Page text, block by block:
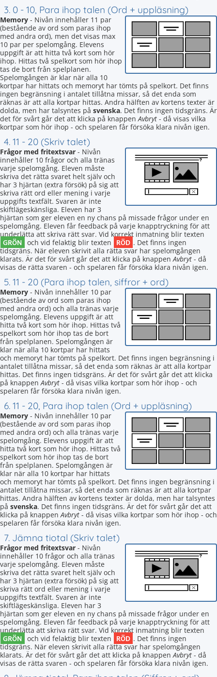
3. 0 - 10, Para ihop talen (Ord + uppläsning)
Memory - Nivån innehåller 11 par
(bestående av ord som paras ihop
med andra ord), men det visas max
10 par per spelomgång. Elevens
uppgift är att hitta två kort som hör
ihop. Hittas två spelkort som hör ihop
tas de bort från spelplanen.
Spelomgången är klar när alla 10
kortpar har hittats och memoryt har tömts på spelkort. Det finns
ingen begränsning i antalet tillåtna missar, så det enda som
räknas är att alla kortpar hittas. Andra hälften av kortens texter är
dolda, men har talsyntes på svenska. Det finns ingen tidsgräns. Är
det för svårt går det att klicka på knappenAvbryt - då visas vilka
kortpar som hör ihop - och spelaren får försöka klara nivån igen.
4. 11 - 20 (Skriv talet)
Frågor med fritextsvar - Nivån
innehåller 10 frågor och alla tränas
varje spelomgång. Eleven måste
skriva det rätta svaret helt själv och
har 3 hjärtan (extra försök) på sig att
skriva rätt ord eller mening i varje
uppgifts textfält. Svaren är inte
skiftlägeskänsliga. Eleven har 3
hjärtan som ger eleven en ny chans på missade frågor under en
spelomgång. Eleven får feedback på varje knapptryckning för att
underlätta att skriva rätt svar. Vid korrekt inmatning blir texten
GRÖN och vid felaktig blir texten RÖD . Det finns ingen
tidsgräns. När eleven skrivit alla rätta svar har spelomgången
klarats. Är det för svårt går det att klicka på knappenAvbryt - då
visas de rätta svaren - och spelaren får försöka klara nivån igen.
5. 11 - 20 (Para ihop talen, siffror + ord)
Memory - Nivån innehåller 10 par
(bestående av ord som paras ihop
med andra ord) och alla tränas varje
spelomgång. Elevens uppgift är att
hitta två kort som hör ihop. Hittas två
spelkort som hör ihop tas de bort
från spelplanen. Spelomgången är
klar när alla 10 kortpar har hittats
och memoryt har tömts på spelkort. Det finns ingen begränsning i
antalet tillåtna missar, så det enda som räknas är att alla kortpar
hittas. Det finns ingen tidsgräns. Är det för svårt går det att klicka
på knappenAvbryt - då visas vilka kortpar som hör ihop - och
spelaren får försöka klara nivån igen.
6. 11 - 20, Para ihop talen (Ord + uppläsning)
Memory - Nivån innehåller 10 par
(bestående av ord som paras ihop
med andra ord) och alla tränas varje
spelomgång. Elevens uppgift är att
hitta två kort som hör ihop. Hittas två
spelkort som hör ihop tas de bort
från spelplanen. Spelomgången är
klar när alla 10 kortpar har hittats
och memoryt har tömts på spelkort. Det finns ingen begränsning i
antalet tillåtna missar, så det enda som räknas är att alla kortpar
hittas. Andra hälften av kortens texter är dolda, men har talsyntes
på svenska. Det finns ingen tidsgräns. Är det för svårt går det att
klicka på knappenAvbryt - då visas vilka kortpar som hör ihop - och
spelaren får försöka klara nivån igen.
7. Jämna tiotal (Skriv talet)
Frågor med fritextsvar - Nivån
innehåller 10 frågor och alla tränas
varje spelomgång. Eleven måste
skriva det rätta svaret helt själv och
har 3 hjärtan (extra försök) på sig att
skriva rätt ord eller mening i varje
uppgifts textfält. Svaren är inte
skiftlägeskänsliga. Eleven har 3
hjärtan som ger eleven en ny chans på missade frågor under en
spelomgång. Eleven får feedback på varje knapptryckning för att
underlätta att skriva rätt svar. Vid korrekt inmatning blir texten
GRÖN och vid felaktig blir texten RÖD . Det finns ingen
tidsgräns. När eleven skrivit alla rätta svar har spelomgången
klarats. Är det för svårt går det att klicka på knappenAvbryt - då
visas de rätta svaren - och spelaren får försöka klara nivån igen.